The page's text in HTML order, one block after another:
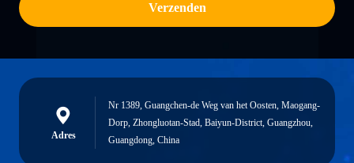
Verzenden
Adres
Nr 1389, Guangchen-de Weg van het Oosten, Maogang-
Dorp, Zhongluotan-Stad, Baiyun-District, Guangzhou,
Guangdong, China